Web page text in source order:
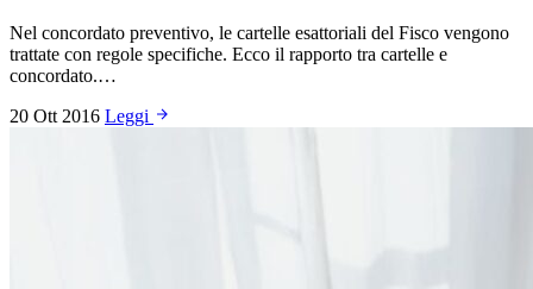
Nel concordato preventivo, le cartelle esattoriali del Fisco vengono
trattate con regole specifiche. Ecco il rapporto tra cartelle e
concordato.…
20 Ott 2016 Leggi